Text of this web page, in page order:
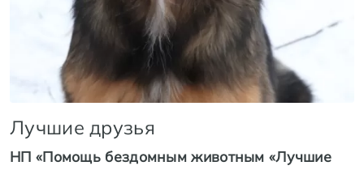
Лучшие друзья
НП «Помощь бездомным животным «Лучшие